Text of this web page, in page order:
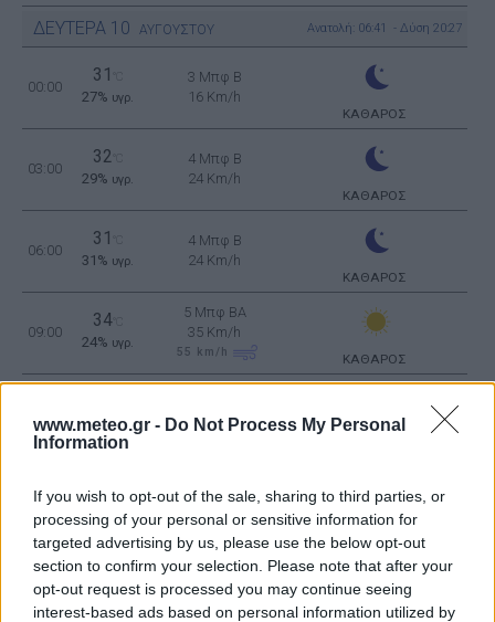
www.meteo.gr - Do Not Process My Personal
Information
If you wish to opt-out of the sale, sharing to third parties, or
processing of your personal or sensitive information for
targeted advertising by us, please use the below opt-out
section to confirm your selection. Please note that after your
opt-out request is processed you may continue seeing
interest-based ads based on personal information utilized by
ΔΕΥΤΕΡΑ 10 ΑΥΓΟΥΣΤΟΥ Ανατολή: 06:41 - Δύση 20:27
00:00
31
27% υγρ.
3 Μπφ B
16 Km/h
ΚΑΘΑΡΟΣ
03:00
32
29% υγρ.
4 Μπφ B
24 Km/h
ΚΑΘΑΡΟΣ
06:00
31
31% υγρ.
4 Μπφ B
24 Km/h
ΚΑΘΑΡΟΣ
09:00
34°C
24% υγρ.
5 Μπφ BA
35 Km/h
55 km/h ΚΑΘΑΡΟΣ
22%υγρ.
45 Km/h
70km/h
15:00
20% υγρ.
35 Km/h
55km/h ΚΑΘΑΡΟΣ
37°C
21%υγρ.
5 Μπφ BA
55km/h ΚΑΘΑΡΟΣ